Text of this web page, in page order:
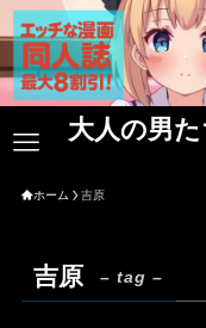
大人の男
ホーム 吉原
吉原 – tag –